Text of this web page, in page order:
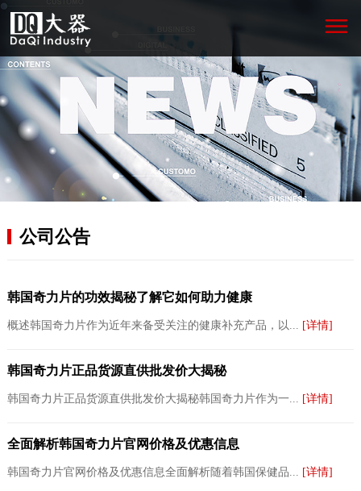
公司公告
韩国奇力片的功效揭秘了解它如何助力健康
概述韩国奇力片作为近年来备受关注的健康补充产品，以... [详情]
韩国奇力片正品货源直供批发价大揭秘
韩国奇力片正品货源直供批发价大揭秘韩国奇力片作为一... [详情]
全面解析韩国奇力片官网价格及优惠信息
韩国奇力片官网价格及优惠信息全面解析随着韩国保健品... [详情]